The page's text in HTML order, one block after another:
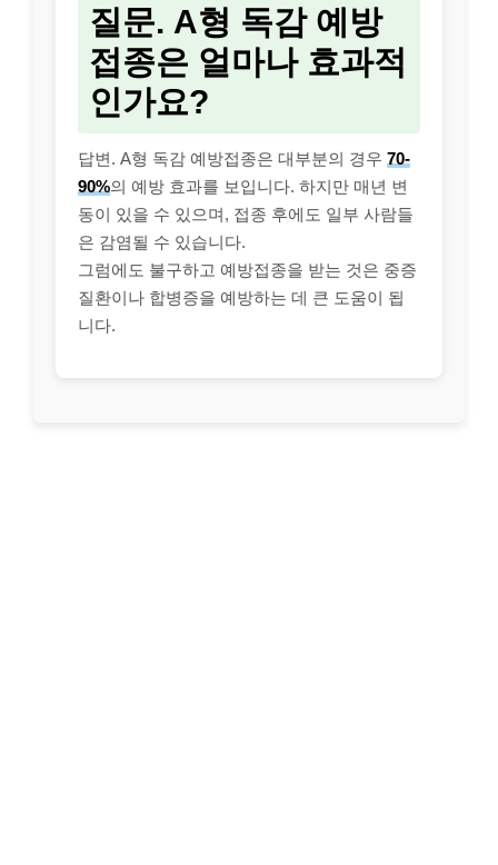
질문. A형 독감 예방
접종은 얼마나 효과적
인가요?
답변. A형 독감 예방접종은 대부분의 경우 70-
90%의 예방 효과를 보입니다. 하지만 매년 변
동이 있을 수 있으며, 접종 후에도 일부 사람들
은 감염될 수 있습니다.
그럼에도 불구하고 예방접종을 받는 것은 중증
질환이나 합병증을 예방하는 데 큰 도움이 됩
니다.